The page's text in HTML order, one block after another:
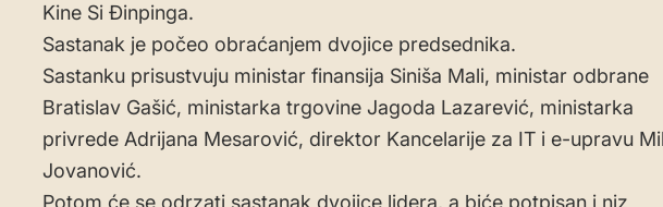
Kine Si Đinpinga.
Sastanak je počeo obraćanjem dvojice predsednika.
Sastanku prisustvuju ministar finansija Siniša Mali, ministar odbrane
Bratislav Gašić, ministarka trgovine Jagoda Lazarević, ministarka
privrede Adrijana Mesarović, direktor Kancelarije za IT i e-upravu
Jovanović.